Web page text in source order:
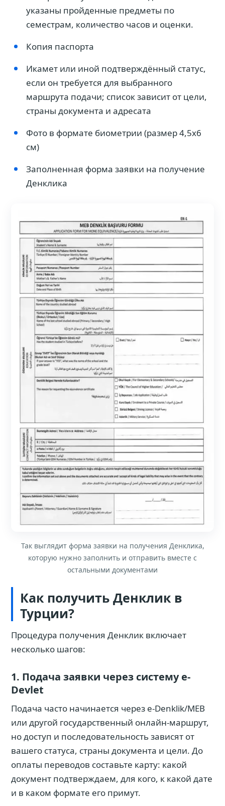
указаны пройденные предметы по
семестрам, количество часов и оценки.
Копия паспорта
Икамет или иной подтверждённый статус,
если он требуется для выбранного
маршрута подачи; список зависит от цели,
страны документа и адресата
Фото в формате биометрии (размер 4,5x6
см)
Заполненная форма заявки на получение
Денклика
Так выглядит форма заявки на получения Денклика,
которую нужно заполнить и отправить вместе с
остальными документами
Как получить Денклик в
Турции?
Процедура получения Денклик включает
несколько шагов:
1. Подача заявки через систему e-
Devlet
Подача часто начинается через e-Denklik/MEB
или другой государственный онлайн-маршрут,
но доступ и последовательность зависят от
вашего статуса, страны документа и цели. До
оплаты переводов составьте карту: какой
документ подтверждаем, для кого, к какой дате
и в каком формате его примут.